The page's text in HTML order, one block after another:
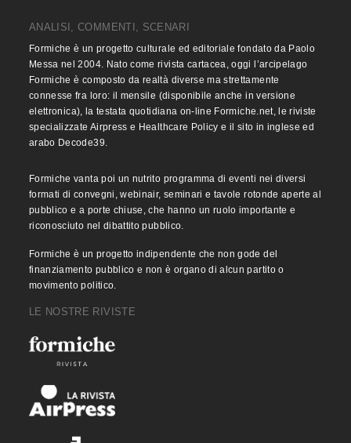
ANALISI, COMMENTI, SCENARI
Formiche è un progetto culturale ed editoriale fondato da Paolo
Messa nel 2004. Nato come rivista cartacea, oggi l’arcipelago
Formiche è composto da realtà diverse ma strettamente
connesse fra loro: il mensile (disponibile anche in versione
elettronica), la testata quotidiana on-line Formiche.net, le riviste
specializzate Airpress e Healthcare Policy e il sito in inglese ed
arabo Decode39.
Formiche vanta poi un nutrito programma di eventi nei diversi
formati di convegni, webinair, seminari e tavole rotonde aperte al
pubblico e a porte chiuse, che hanno un ruolo importante e
riconosciuto nel dibattito pubblico.
Formiche è un progetto indipendente che non gode del
finanziamento pubblico e non è organo di alcun partito o
movimento politico.
LE NOSTRE RIVISTE